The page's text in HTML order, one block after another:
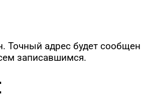
Точный адрес будет сообщен
записавшимся.